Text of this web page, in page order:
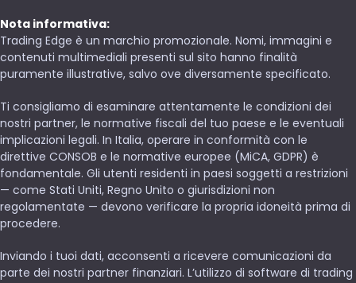
Nota informativa:
Trading Edge è un marchio promozionale. Nomi, immagini e
contenuti multimediali presenti sul sito hanno finalità
puramente illustrative, salvo ove diversamente specificato.
Ti consigliamo di esaminare attentamente le condizioni dei
nostri partner, le normative fiscali del tuo paese e le eventuali
implicazioni legali. In Italia, operare in conformità con le
direttive CONSOB e le normative europee (MiCA, GDPR) è
fondamentale. Gli utenti residenti in paesi soggetti a restrizioni
— come Stati Uniti, Regno Unito o giurisdizioni non
regolamentate — devono verificare la propria idoneità prima di
procedere.
Inviando i tuoi dati, acconsenti a ricevere comunicazioni da
parte dei nostri partner finanziari. L’utilizzo di software di trading